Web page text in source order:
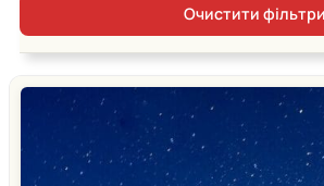
Очистити фільтри